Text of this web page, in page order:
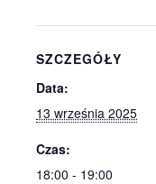
SZCZEGÓŁY
Data:
13 września 2025
Czas:
18:00 - 19:00